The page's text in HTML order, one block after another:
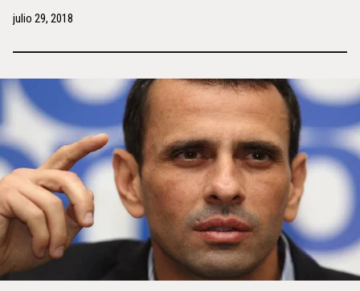
julio 29, 2018